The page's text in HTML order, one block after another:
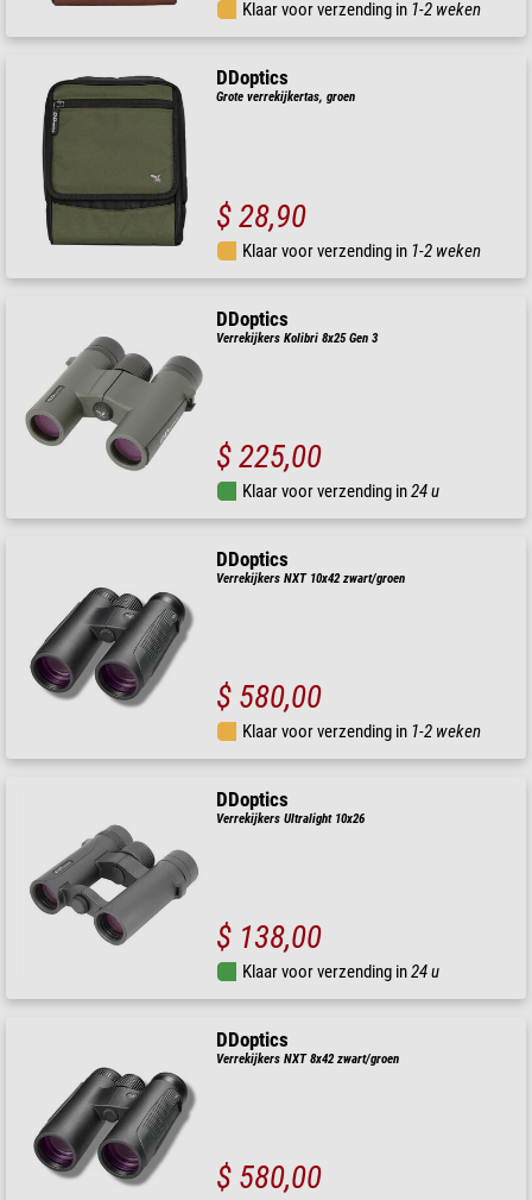
Klaar voor verzending in 1-2 weken
DDoptics
Grote verrekijkertas, groen
$ 28,90
Klaar voor verzending in 1-2 weken
DDoptics
Verrekijkers Kolibri 8x25 Gen 3
$ 225,00
Klaar voor verzending in24 u
DDoptics
Verrekijkers NXT 10x42 zwart/groen
$ 580,00
Klaar voor verzending in 1-2 weken
DDoptics
Verrekijkers Ultralight 10x26
$ 138,00
Klaar voor verzending in24 u
DDoptics
Verrekijkers NXT 8x42 zwart/groen
$ 580,00